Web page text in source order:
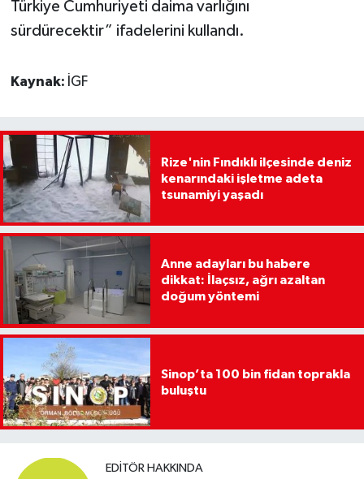
Türkiye Cumhuriyeti daima varlığını
sürdürecektir” ifadelerini kullandı.
Kaynak: İGF
Rize'nin Fındıklı ilçesinde deniz
kenarındaki işletme adeta
tsunamiyi yaşadı
Anne adayları bu habere
dikkat: İlaçsız, ağrı azaltan
doğum yöntemi
Sinop’ta 100 bin fidan toprakla
buluştu
EDITÖR HAKKINDA